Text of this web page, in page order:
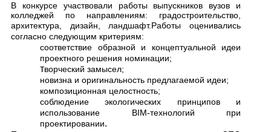
В конкурсе участвовали работывыпускников вузов и
колледжей по направлениям: градостроительство,
архитектура, дизайн, ландшафт.Работы оценивались
согласно следующим критериям:
соответствие образной и концептуальной идеи
проектного решения номинации;
творческий замысел;
новизна и оригинальность предлагаемой идеи;
композиционная целостность;
соблюдение экологических принципов и
использование BIM-технологий при
проектировании.